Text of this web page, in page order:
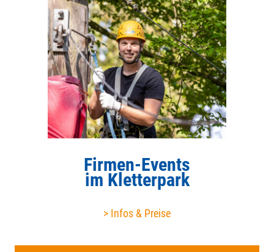
Firmen-Events
im Kletterpark
> Infos & Preise